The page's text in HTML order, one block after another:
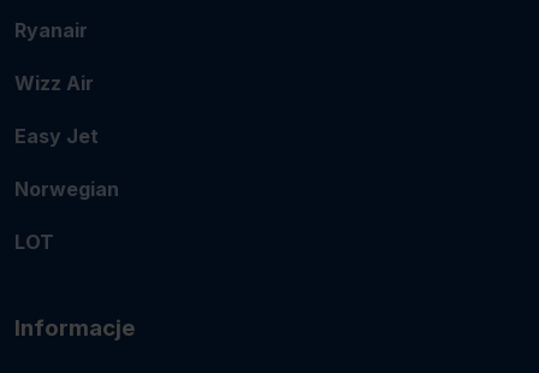
Ryanair
Wizz Air
Easy Jet
Norwegian
LOT
Informacje